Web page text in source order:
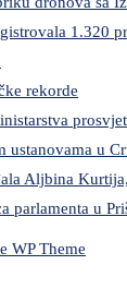
1.320
rekorde
ustanovama u
Aljbina
parlamenta u